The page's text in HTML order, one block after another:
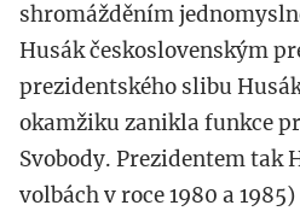
shromážděním
Husák československým
prezidentského slibu
okamžiku zanikla funkce
Svobody. Prezidentem tak
volbách v roce 1980 a